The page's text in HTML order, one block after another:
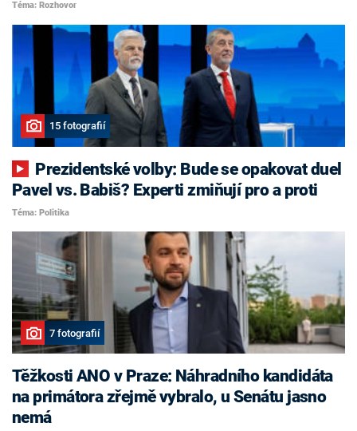
Téma: Rozhovor
15 fotografií
Pavel vs. Babiš? Experti zmiňují pro a proti
Téma: Politika
7 fotografií
Těžkosti ANO v Praze: Náhradního kandidáta
na primátora zřejmě vybralo, u Senátu jasno
nemá